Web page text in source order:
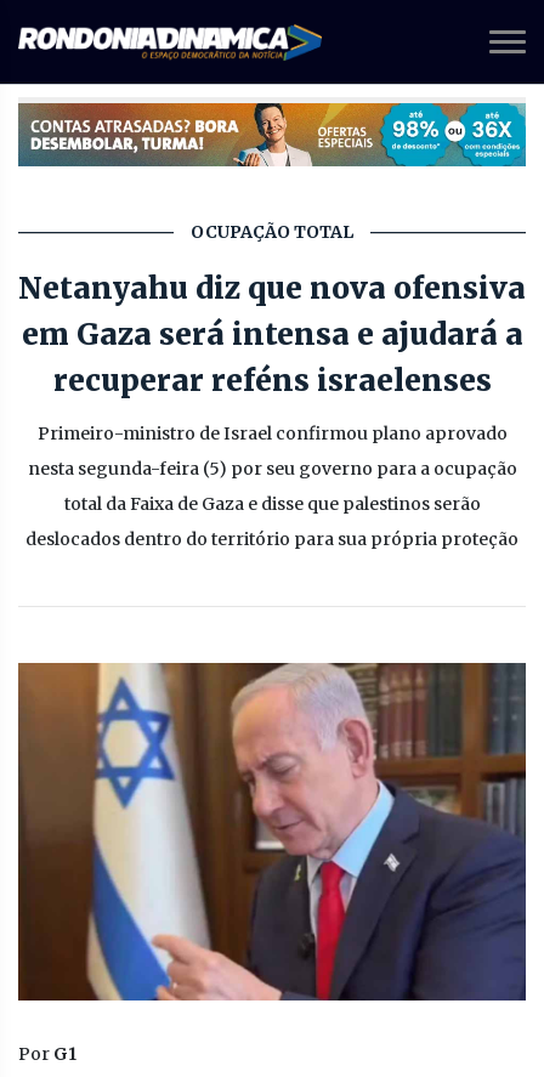
OCUPAÇÃO TOTAL
Netanyahu diz que nova ofensiva
em Gaza será intensa e ajudará a
recuperar reféns israelenses
Primeiro-ministro de Israel confirmou plano aprovado
nesta segunda-feira (5) por seu governo para a ocupação
total da Faixa de Gaza e disse que palestinos serão
deslocados dentro do território para sua própria proteção
Por G1